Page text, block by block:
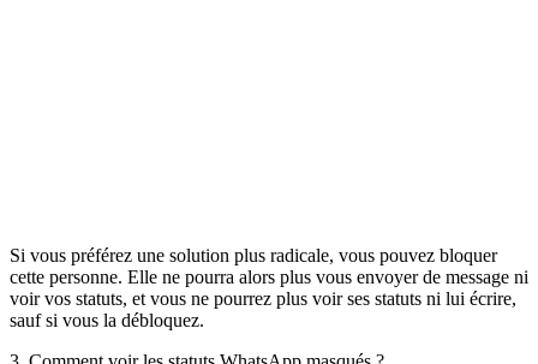
Si vous préférez une solution plus radicale, vous pouvez bloquer
cette personne. Elle ne pourra alors plus vous envoyer de message ni
voir vos statuts, et vous ne pourrez plus voir ses statuts ni lui écrire,
sauf si vous la débloquez.